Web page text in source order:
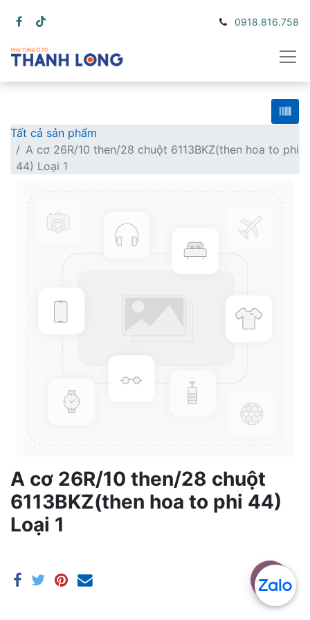
0918.816.758
Tất cả sản phẩm
A cơ 26R/10 then/28 chuột 6113BKZ(then hoa to phi
44) Loại 1
A cơ 26R/10 then/28 chuột
6113BKZ(then hoa to phi 44)
Loại 1